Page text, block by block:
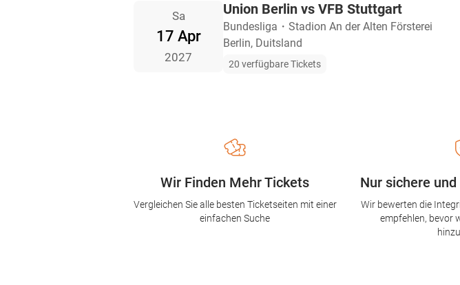
Sa
17 Apr
2027
Union Berlin vs VFB Stuttgart
Bundesliga ・ Stadion An der Alten Försterei
Berlin, Duitsland
20 verfügbare Tickets
Nur sichere
Wir bewerten die
empfehlen, bevor
Wir Finden Mehr Tickets
Vergleichen Sie alle besten Ticketseiten mit einer
einfachen Suche